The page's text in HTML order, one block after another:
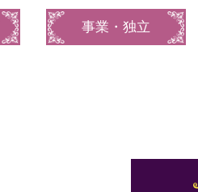
事業・独立